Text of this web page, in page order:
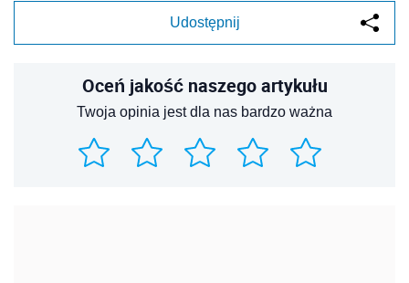
Udostępnij
Oceń jakość naszego artykułu
Twoja opinia jest dla nas bardzo ważna